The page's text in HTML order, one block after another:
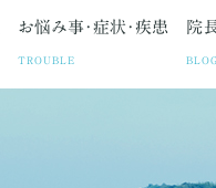
お悩み事･症状･疾患
TROUBLE
院
BLOG